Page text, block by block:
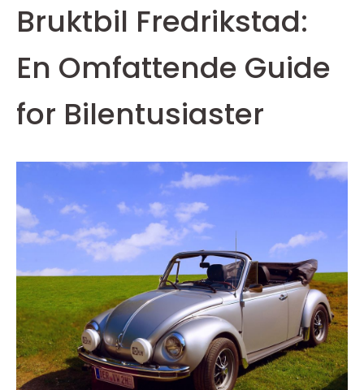
Bruktbil Fredrikstad:
En Omfattende Guide
for Bilentusiaster